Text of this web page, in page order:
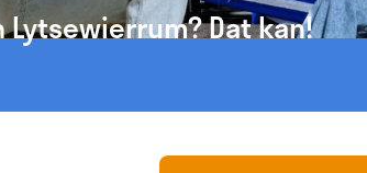
Dat kan!